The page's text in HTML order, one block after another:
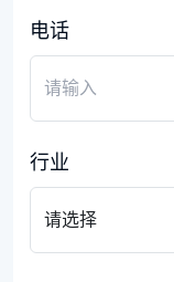
电话
行业